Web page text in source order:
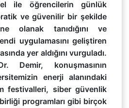
ile öğrencilerin günlük
ve güvenilir bir şekilde
olanak tanıdığını ve
uygulamasını geliştiren
yer aldığını vurguladı.
Demir, konuşmasının
enerji alanındaki
festivalleri, siber güvenlik
programları gibi birçok